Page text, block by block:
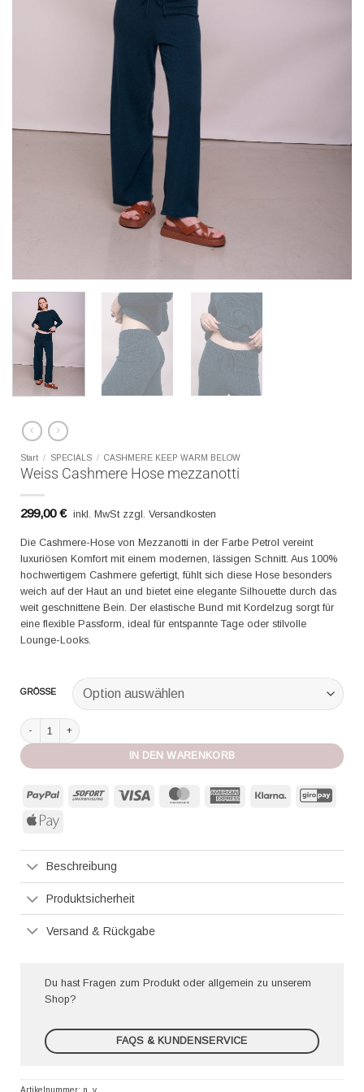
Start / SPECIALS / CASHMERE KEEP WARM BELOW
Weiss Cashmere Hose mezzanotti
299,00€ inkl. MwSt zzgl. Versandkosten
Die Cashmere-Hose von Mezzanotti in der Farbe Petrol vereint
luxuriösen Komfort mit einem modernen, lässigen Schnitt. Aus 100%
hochwertigem Cashmere gefertigt, fühlt sich diese Hose besonders
weich auf der Haut an und bietet eine elegante Silhouette durch das
weit geschnittene Bein. Der elastische Bund mit Kordelzug sorgt für
eine flexible Passform, ideal für entspannte Tage oder stilvolle
Lounge-Looks.
GRÖSSE
Weiss Cashmere Hose mezzanotti Menge
IN DEN WARENKORB
PayPal Sofort MasterCard American
Klarna
Apple
Beschreibung
Produktsicherheit
Versand & Rückgabe
Du hast Fragen zum Produkt oder allgemein zu unserem
Shop?
FAQS & KUNDENSERVICE
Artikelnummer: n. v.